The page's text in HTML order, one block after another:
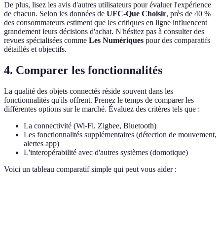
De plus, lisez les avis d'autres utilisateurs pour évaluer l'expérience
de chacun. Selon les données de UFC-Que Choisir, près de 40 %
des consommateurs estiment que les critiques en ligne influencent
grandement leurs décisions d'achat. N'hésitez pas à consulter des
revues spécialisées comme Les Numériques pour des comparatifs
détaillés et objectifs.
4. Comparer les fonctionnalités
La qualité des objets connectés réside souvent dans les
fonctionnalités qu'ils offrent. Prenez le temps de comparer les
différentes options sur le marché. Évaluez des critères tels que :
La connectivité (Wi-Fi, Zigbee, Bluetooth)
Les fonctionnalités supplémentaires (détection de mouvement,
alertes app)
L'interopérabilité avec d'autres systèmes (domotique)
Voici un tableau comparatif simple qui peut vous aider :